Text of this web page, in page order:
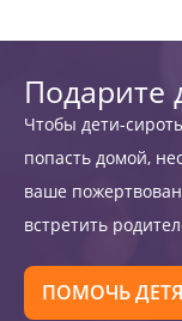
Подарите
Чтобы дети-
попасть домой,
ваше
встретить
ПОМОЧЬ